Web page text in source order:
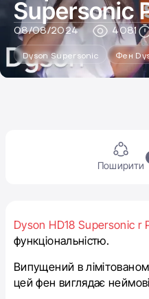
Supersonic
08/08/2024 4081
Dyson Supersonic Фен
Поширити
Dyson HD18 Supersonic r
функціональністю.
Випущений в
цей фен виглядає